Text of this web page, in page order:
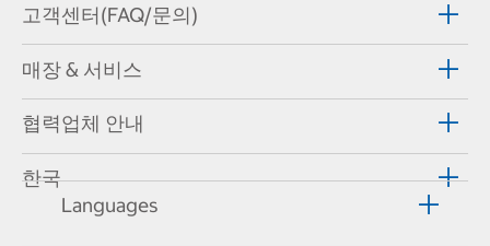
고객센터(FAQ/문의)
매장 & 서비스
협력업체 안내
한국
Languages